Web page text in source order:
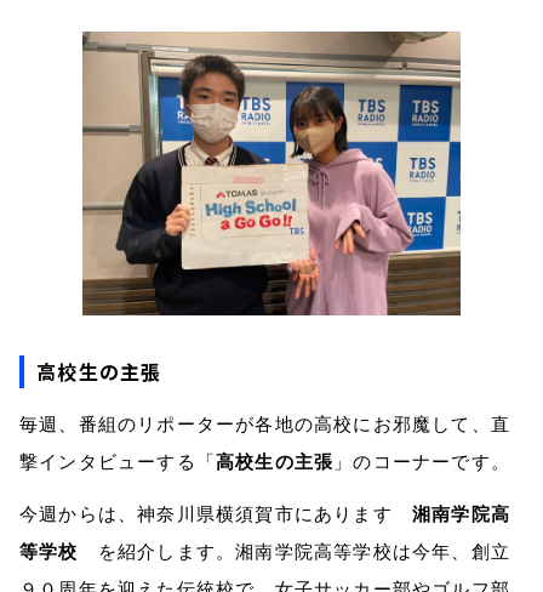
高校生の主張
毎週、番組のリポーターが各地の高校にお邪魔して、直
撃インタビューする「 高校生の主張 」のコーナーです。
今週からは、神奈川県横須賀市にあります湘南学院高
等学校
を紹介します。湘南学院高等学校は今年、創立